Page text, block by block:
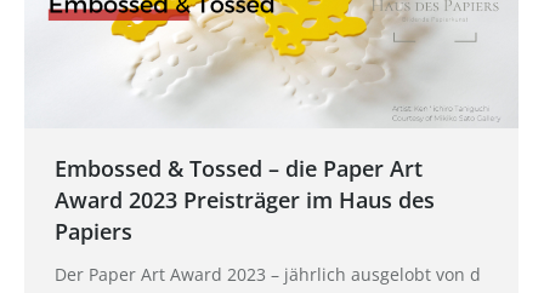
Embossed & Tossed – die Paper Art
Award 2023 Preisträger im Haus des
Papiers
Der Paper Art Award 2023 – jährlich ausgelobt von d